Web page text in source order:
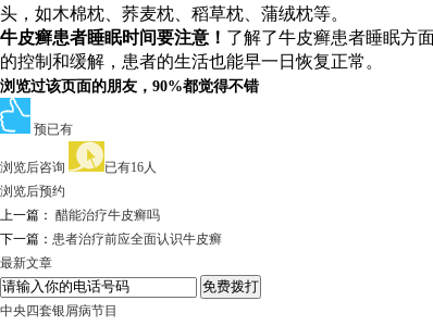
头，如木棉枕、荞麦枕、稻草枕、蒲绒枕等。
牛皮癣患者睡眠时间要注意！ 了解了牛皮癣患者睡眠方
的控制和缓解，患者的生活也能早一日恢复正常。
浏览过该页面的朋友，90%都觉得不错
预已有
浏览后咨询
已有16人
浏览后预约
上一篇： 醋能治疗牛皮癣吗
下一篇： 患者治疗前应全面认识牛皮癣
最新文章
中央四套银屑病节目